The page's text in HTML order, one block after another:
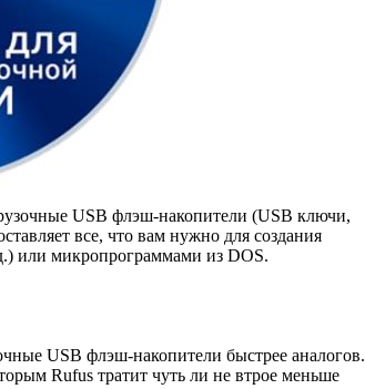
USB флэш-накопители (USB ключи,
все, что вам нужно для создания
или микропрограммами из DOS.
USB флэш-накопители быстрее аналогов.
Rufus тратит чуть ли не втрое меньше